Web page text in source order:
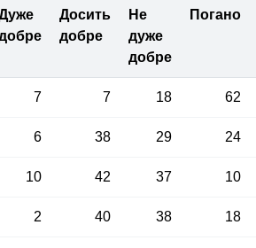
Досить
добре
Не
дуже
добре
Погано
7 7 18 62
6 38 29 24
10 42 37 10
2 40 38 18